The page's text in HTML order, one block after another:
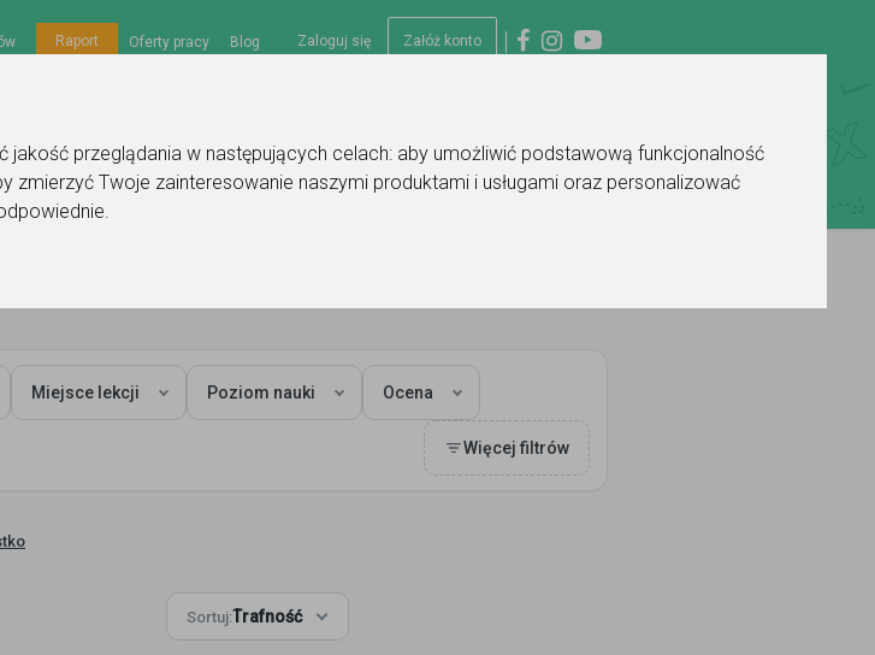
jakość przeglądania w następujących celach: aby umożliwić podstawową funkcjonalność
zmierzyć Twoje zainteresowanie naszymi produktami i usługami oraz personalizować
Zaloguj się Załóż konto
Raport Oferty pracy Blog
Więcej filtrów
Miejsce lekcji Poziom nauki Ocena
Sortuj:Trafność